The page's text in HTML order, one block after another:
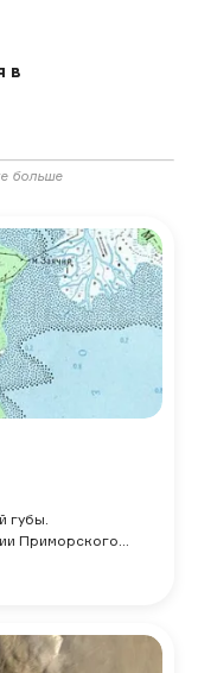
в
больше
губы.
Приморского